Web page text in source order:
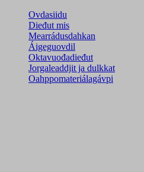
Ovdasiidu
Dieđut mis
Mearrádusdahkan
Áigeguovdil
Oktavuođadieđut
Jorgaleaddjit ja dulkkat
Oahppomateriálagávpi